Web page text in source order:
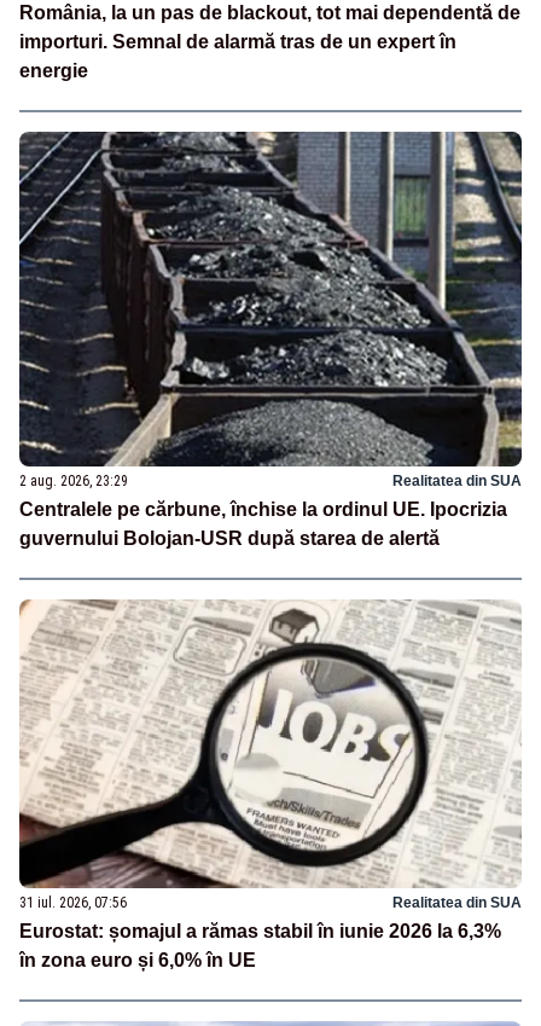
România, la un pas de blackout, tot mai dependentă de
importuri. Semnal de alarmă tras de un expert în
energie
2 aug. 2026, 23:29 Realitatea din SUA
Centralele pe cărbune, închise la ordinul UE. Ipocrizia
guvernului Bolojan-USR după starea de alertă
31 iul. 2026, 07:56 Realitatea din SUA
Eurostat: șomajul a rămas stabil în iunie 2026 la 6,3%
în zona euro și 6,0% în UE